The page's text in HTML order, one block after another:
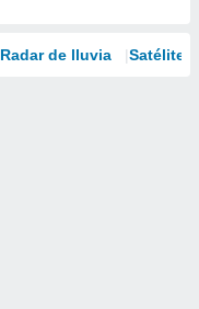
Radar de lluvia Satélites